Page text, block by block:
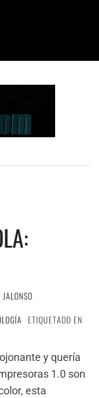
JALONSO
ETIQUETADO EN
y quería
1.0 son
esta